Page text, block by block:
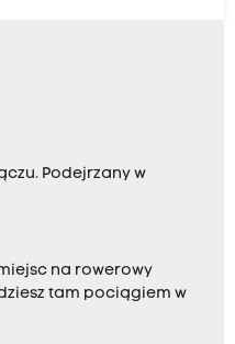
Podejrzany w
na rowerowy
tam pociągiem w